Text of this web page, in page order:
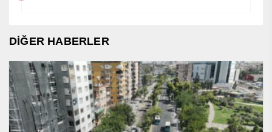
DİĞER HABERLER